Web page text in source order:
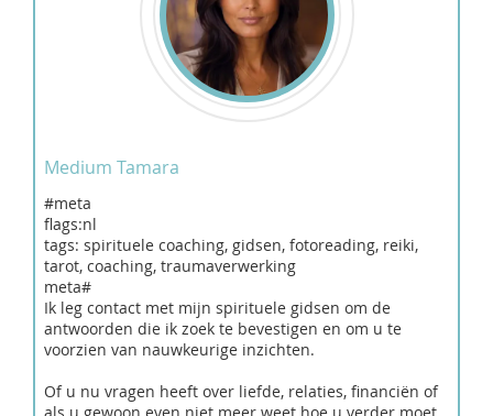
Medium Tamara
#meta
flags:nl
tags: spirituele coaching, gidsen, fotoreading, reiki,
tarot, coaching, traumaverwerking
meta#
Ik leg contact met mijn spirituele gidsen om de
antwoorden die ik zoek te bevestigen en om u te
voorzien van nauwkeurige inzichten.
Of u nu vragen heeft over liefde, relaties, financiën of